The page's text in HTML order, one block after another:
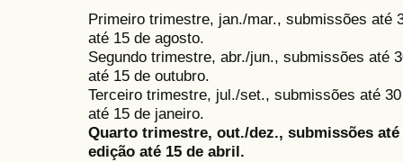
Primeiro trimestre, jan./mar., submissões até
até 15 de agosto.
Segundo trimestre, abr./jun., submissões até
até 15 de outubro.
Terceiro trimestre, jul./set., submissões até
até 15 de janeiro.
Quarto trimestre, out./dez., submissões
edição até 15 de abril.